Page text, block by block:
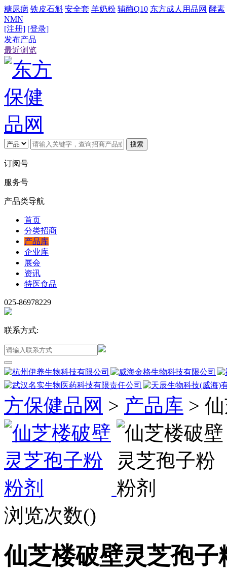
糖尿病 铁皮石斛 安全套 羊奶粉 辅酶Q10 东方成人用品网 酵素
NMN
[注册] [登录]
发布产品
最近浏览
搜索
订阅号
服务号
产品类导航
首页
分类招商
产品库
企业库
展会
资讯
特医食品
025-86978229
联系方式:
方保健品网 > 产品库 >
浏览次数()
仙芝楼破壁灵芝孢子